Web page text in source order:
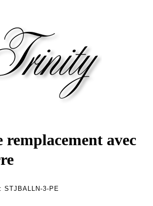
remplacement avec
STJBALLN-3-PE